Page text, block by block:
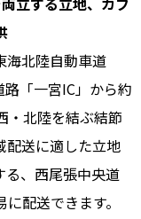
海北陸自動車道
路「一宮IC」から約
・北陸を結ぶ結節
配送に適した立地
る、西尾張中央道
配送できます。